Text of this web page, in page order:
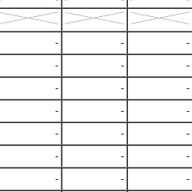
- -
-
- -
-
- -
-
- -
-
- -
-
- -
-
- -
-